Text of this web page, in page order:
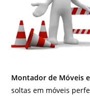
Montador de Móveis
soltas em móveis